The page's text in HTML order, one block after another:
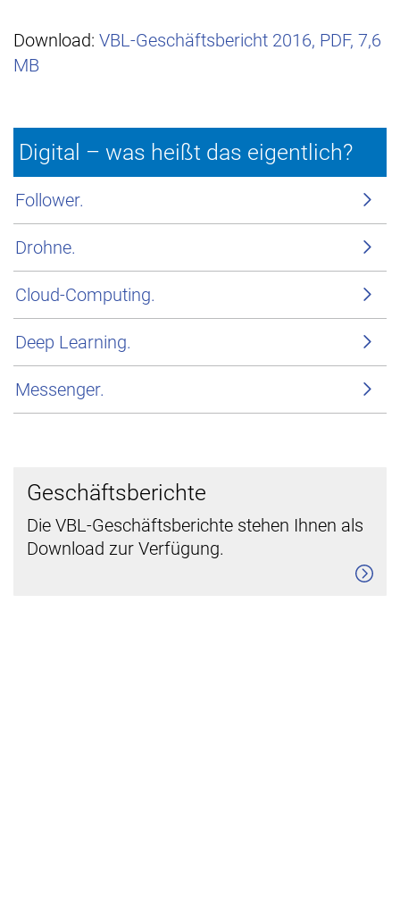
Download: VBL-Geschäftsbericht 2016, PDF, 7,6
MB
Digital – was heißt das eigentlich?
Follower.
Drohne.
Cloud-Computing.
Deep Learning.
Messenger.
Geschäftsberichte
Die VBL-Geschäftsberichte stehen Ihnen als
Download zur Verfügung.